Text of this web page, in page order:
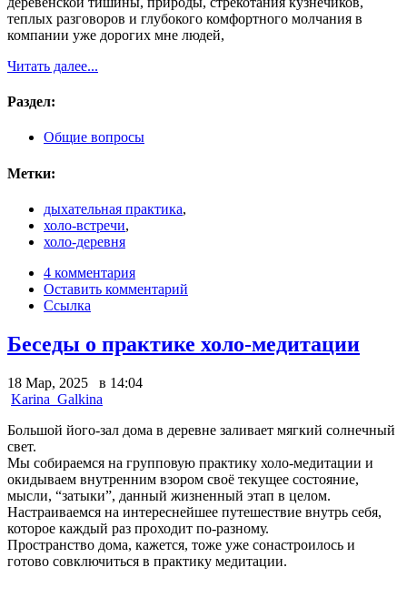
теплых разговоров и глубокого комфортного молчания в
компании уже дорогих мне людей,
Читать далее...
Раздел:
Общие вопросы
Метки:
дыхательная практика,
холо-встречи,
холо-деревня
4 комментария
Оставить комментарий
Ссылка
Беседы о практике холо-медитации
18 Мар, 2025 в 14:04
Karina_Galkina
Большой його-зал дома в деревне заливает мягкий солнечный
свет.
Мы собираемся на групповую практику холо-медитации и
окидываем внутренним взором своё текущее состояние,
мысли, “затыки”, данный жизненный этап в целом.
Настраиваемся на интереснейшее путешествие внутрь себя,
которое каждый раз проходит по-разному.
Пространство дома, кажется, тоже уже сонастроилось и
готово совключиться в практику медитации.